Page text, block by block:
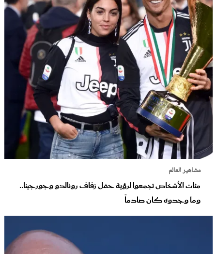
مشاهير العالم
مئات الأشخاص تجمعوا لرؤية حفل زفاف رونالدو وجورجينا..
وما وجدوه كان صادماً